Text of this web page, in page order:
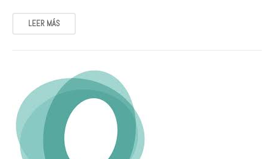
LEER MÁS